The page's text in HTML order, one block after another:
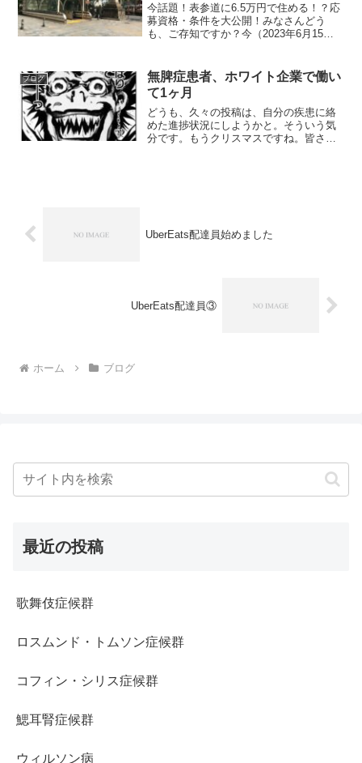
今話題！表参道に6.5万円で住める！？応
募資格・条件を大公開！みなさんどう
も、ご存知ですか？今（2023年6月15日
う謎のキャンペーン中なのです！！しか
も場所はあの...
ブログ
無脾症患者、ホワイト企業で働い
て1ヶ月
どうも、久々の投稿は、自分の疾患に絡
めた進捗状況にしようかと。そういう気
分です。もうクリスマスですね。皆さん
UberEats配達員始めました
UberEats配達員③
ホーム ブログ
最近の投稿
歌舞伎症候群
ロスムンド・トムソン症候群
コフィン・シリス症候群
鰓耳腎症候群
ウィルソン病